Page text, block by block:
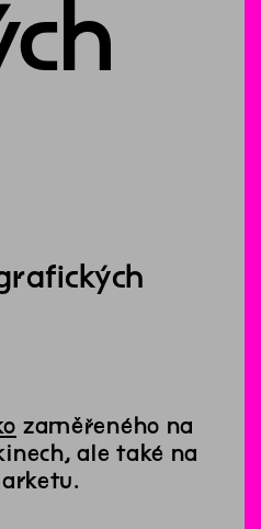
zaměřeného na
ale také na